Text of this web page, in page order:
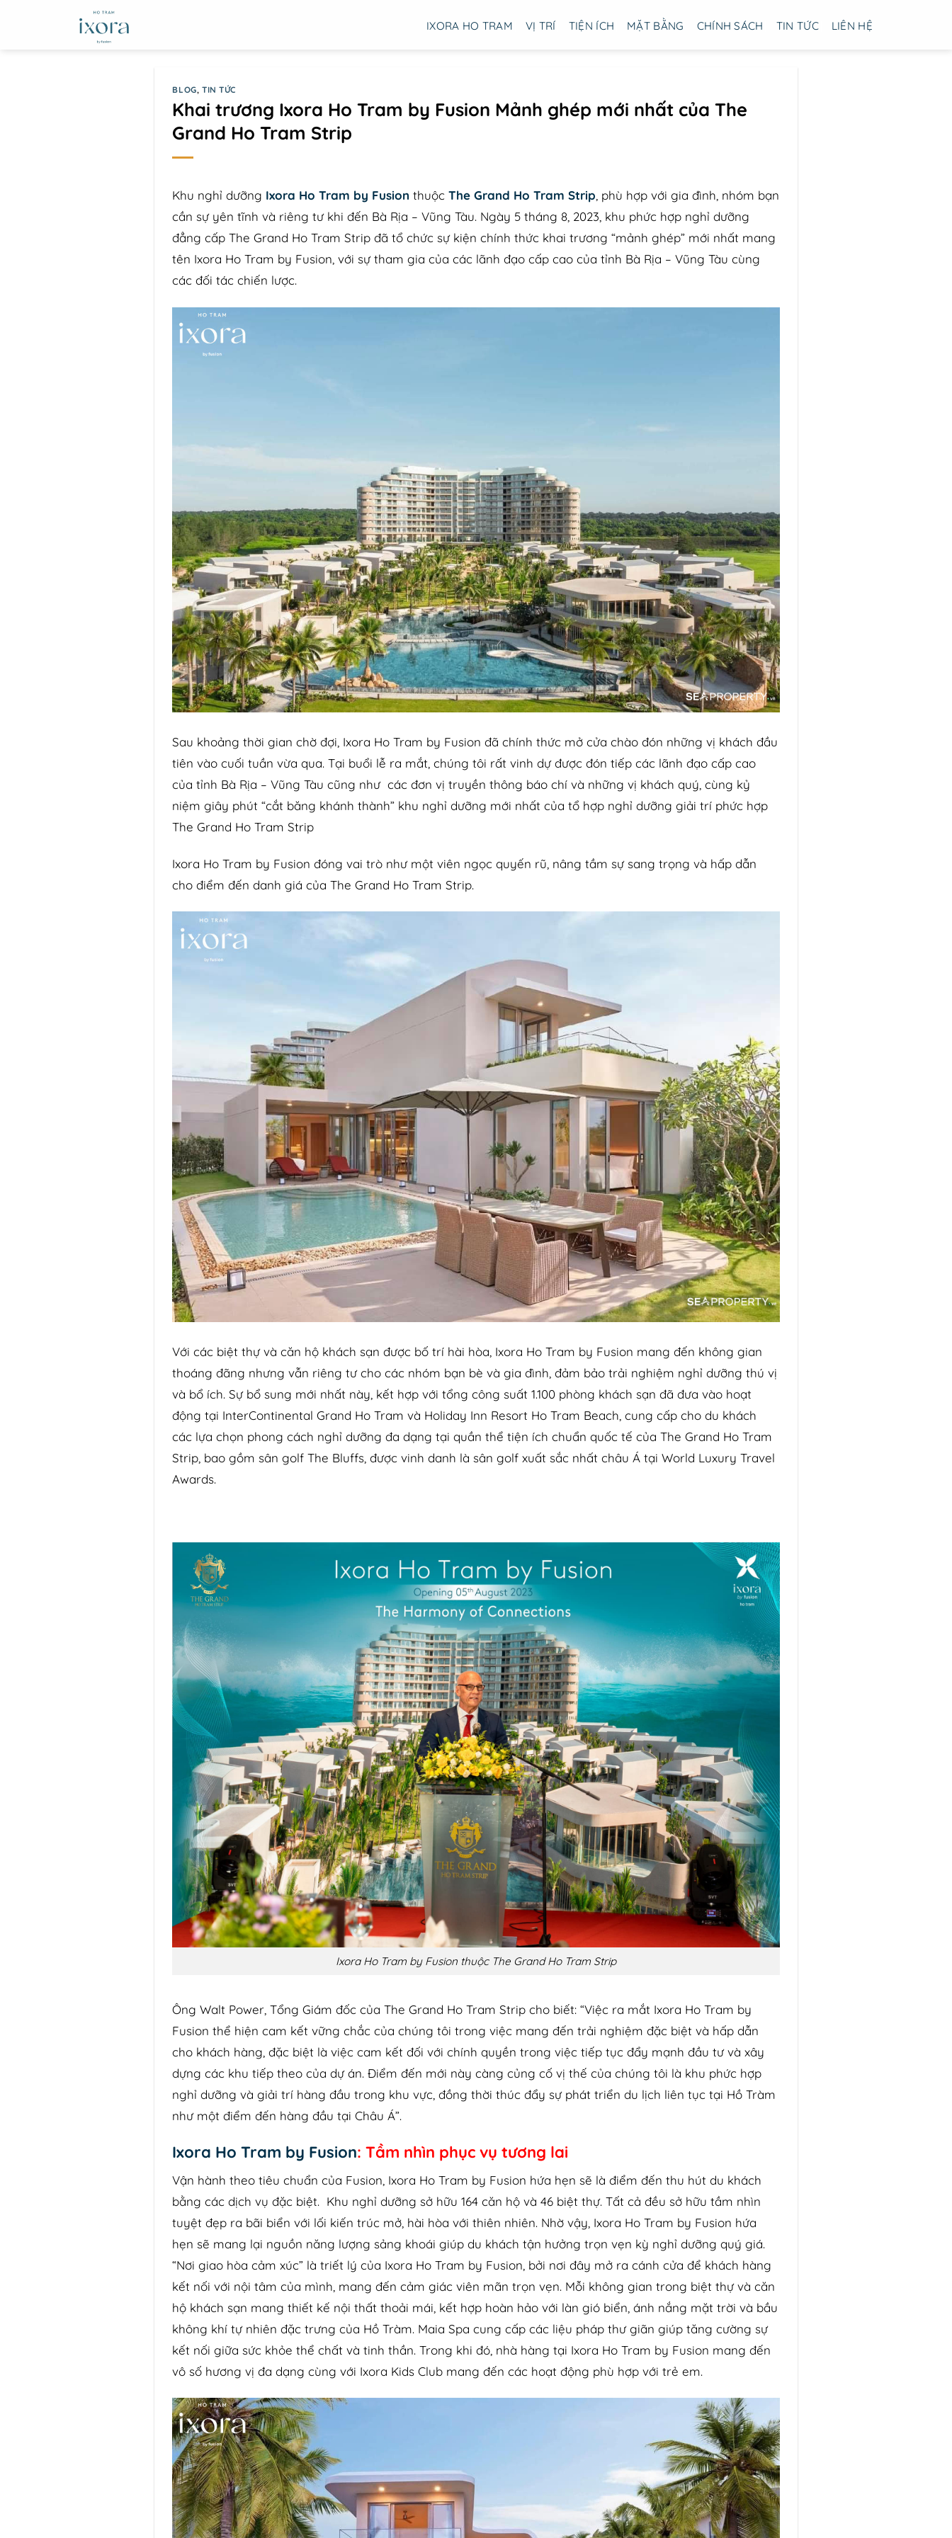
IXORA HO TRAM VỊ TRÍ TIỆN ÍCH MẶT BẰNG CHÍNH SÁCH TIN TỨC LIÊN HỆ
BLOG, TIN TỨC
Khai trương Ixora Ho Tram by Fusion Mảnh ghép mới nhất của The
Grand Ho Tram Strip
Khu nghỉ dưỡng Ixora Ho Tram by Fusion thuộcThe Grand Ho Tram Strip, phù hợp với gia đình, nhóm bạn
cần sự yên tĩnh và riêng tư khi đến Bà Rịa – Vũng Tàu. Ngày 5 tháng 8, 2023, khu phức hợp nghỉ dưỡng
đẳng cấp The Grand Ho Tram Strip đã tổ chức sự kiện chính thức khai trương “mảnh ghép” mới nhất mang
tên Ixora Ho Tram by Fusion, với sự tham gia của các lãnh đạo cấp cao của tỉnh Bà Rịa – Vũng Tàu cùng
các đối tác chiến lược.
Sau khoảng thời gian chờ đợi, Ixora Ho Tram by Fusion đã chính thức mở cửa chào đón những vị khách đầu
tiên vào cuối tuần vừa qua. Tại buổi lễ ra mắt, chúng tôi rất vinh dự được đón tiếp các lãnh đạo cấp cao
của tỉnh Bà Rịa – Vũng Tàu cũng như các đơn vị truyền thông báo chí và những vị khách quý, cùng kỷ
niệm giây phút “cắt băng khánh thành” khu nghỉ dưỡng mới nhất của tổ hợp nghỉ dưỡng giải trí phức hợp
The Grand Ho Tram Strip
Ixora Ho Tram by Fusion đóng vai trò như một viên ngọc quyến rũ, nâng tầm sự sang trọng và hấp dẫn
cho điểm đến danh giá của The Grand Ho Tram Strip.
Với các biệt thự và căn hộ khách sạn được bố trí hài hòa, Ixora Ho Tram by Fusion mang đến không gian
thoáng đãng nhưng vẫn riêng tư cho các nhóm bạn bè và gia đình, đảm bảo trải nghiệm nghỉ dưỡng thú vị
và bổ ích. Sự bổ sung mới nhất này, kết hợp với tổng công suất 1.100 phòng khách sạn đã đưa vào hoạt
động tại InterContinental Grand Ho Tram và Holiday Inn Resort Ho Tram Beach, cung cấp cho du khách
các lựa chọn phong cách nghỉ dưỡng đa dạng tại quần thể tiện ích chuẩn quốc tế của The Grand Ho Tram
Strip, bao gồm sân golf The Bluffs, được vinh danh là sân golf xuất sắc nhất châu Á tại World Luxury Travel
Awards.
Ixora Ho Tram by Fusion thuộc The Grand Ho Tram Strip
Ông Walt Power, Tổng Giám đốc của The Grand Ho Tram Strip cho biết: “Việc ra mắt Ixora Ho Tram by
Fusion thể hiện cam kết vững chắc của chúng tôi trong việc mang đến trải nghiệm đặc biệt và hấp dẫn
cho khách hàng, đặc biệt là việc cam kết đối với chính quyền trong việc tiếp tục đẩy mạnh đầu tư và xây
dựng các khu tiếp theo của dự án. Điểm đến mới này càng củng cố vị thế của chúng tôi là khu phức hợp
nghỉ dưỡng và giải trí hàng đầu trong khu vực, đồng thời thúc đẩy sự phát triển du lịch liên tục tại Hồ Tràm
như một điểm đến hàng đầu tại Châu Á”.
Ixora Ho Tram by Fusion: Tầm nhìn phục vụ tương lai
Vận hành theo tiêu chuẩn của Fusion, Ixora Ho Tram by Fusion hứa hẹn sẽ là điểm đến thu hút du khách
bằng các dịch vụ đặc biệt. Khu nghỉ dưỡng sở hữu 164 căn hộ và 46 biệt thự. Tất cả đều sở hữu tầm nhìn
tuyệt đẹp ra bãi biển với lối kiến ​​trúc mở, hài hòa với thiên nhiên. Nhờ vậy, Ixora Ho Tram by Fusion hứa
hẹn sẽ mang lại nguồn năng lượng sảng khoái giúp du khách tận hưởng trọn vẹn kỳ nghỉ dưỡng quý giá.
“Nơi giao hòa cảm xúc” là triết lý của Ixora Ho Tram by Fusion, bởi nơi đây mở ra cánh cửa để khách hàng
kết nối với nội tâm của mình, mang đến cảm giác viên mãn trọn vẹn. Mỗi không gian trong biệt thự và căn
hộ khách sạn mang thiết kế nội thất thoải mái, kết hợp hoàn hảo với làn gió biển, ánh nắng mặt trời và bầu
không khí tự nhiên đặc trưng của Hồ Tràm. Maia Spa cung cấp các liệu pháp thư giãn giúp tăng cường sự
kết nối giữa sức khỏe thể chất và tinh thần. Trong khi đó, nhà hàng tại Ixora Ho Tram by Fusion mang đến
vô số hương vị đa dạng cùng với Ixora Kids Club mang đến các hoạt động phù hợp với trẻ em.